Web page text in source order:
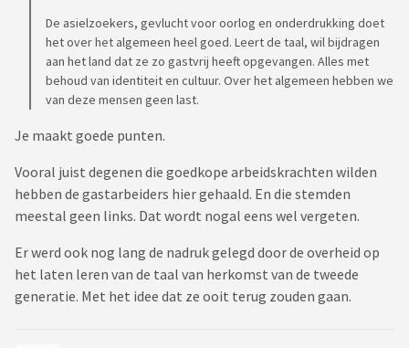
De asielzoekers, gevlucht voor oorlog en onderdrukking doet
het over het algemeen heel goed. Leert de taal, wil bijdragen
aan het land dat ze zo gastvrij heeft opgevangen. Alles met
behoud van identiteit en cultuur. Over het algemeen hebben we
van deze mensen geen last.
Je maakt goede punten.
Vooral juist degenen die goedkope arbeidskrachten wilden
hebben de gastarbeiders hier gehaald. En die stemden
meestal geen links. Dat wordt nogal eens wel vergeten.
Er werd ook nog lang de nadruk gelegd door de overheid op
het laten leren van de taal van herkomst van de tweede
generatie. Met het idee dat ze ooit terug zouden gaan.